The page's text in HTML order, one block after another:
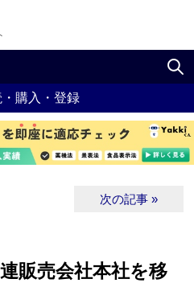
・購入・登録
次の記事 »
販売会社本社を移